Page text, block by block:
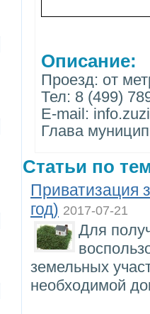
Описание:
Проезд: от
Тел: 8 (499)
E-mail:
Глава
Статьи по
Приватизация
год) 2017-07-21
Для
земельных
необходимой